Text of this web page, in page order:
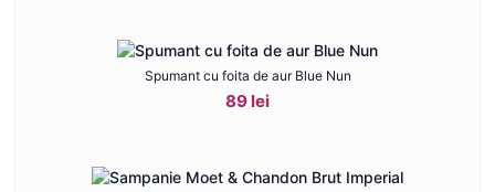
Spumant cu foita de aur Blue Nun
89 lei